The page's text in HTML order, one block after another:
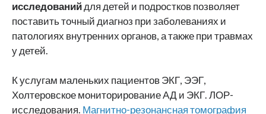
исследованийдля детей и подростков позволяет
поставить точный диагноз при заболеваниях и
патологиях внутренних органов, а также при травмах
у детей.
К услугам маленьких пациентов ЭКГ, ЭЭГ,
Холтеровское мониторирование АД и ЭКГ. ЛОР-
исследования. Магнитно-резонансная томография